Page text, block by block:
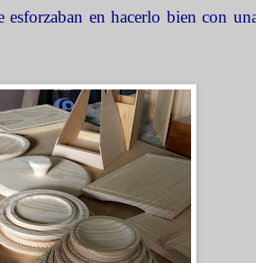
en hacerlo bien con